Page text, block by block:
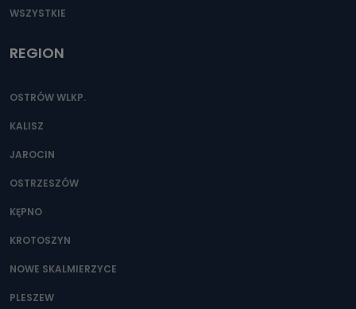
WSZYSTKIE
REGION
OSTRÓW WLKP.
KALISZ
JAROCIN
OSTRZESZÓW
KĘPNO
KROTOSZYN
NOWE SKALMIERZYCE
PLESZEW